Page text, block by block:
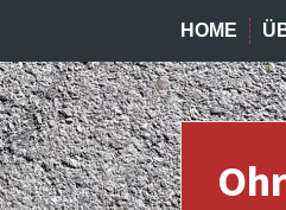
HOME